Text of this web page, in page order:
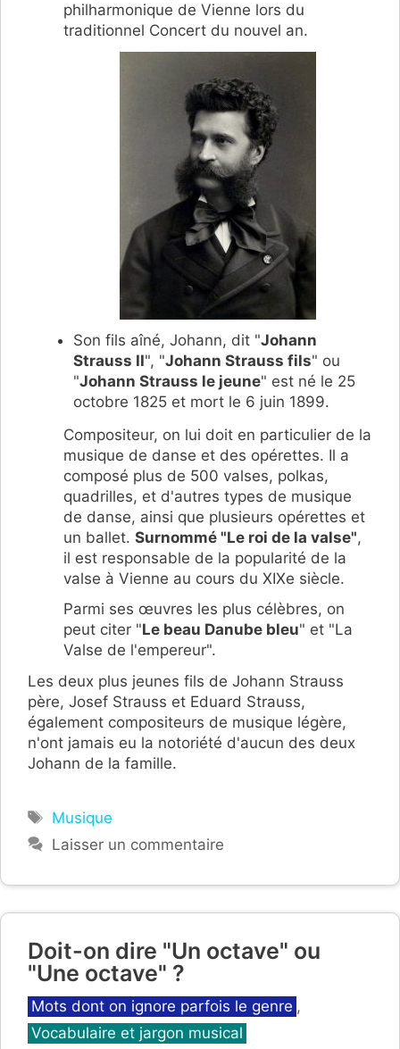
philharmonique de Vienne lors du
traditionnel Concert du nouvel an.
Son fils aîné, Johann, dit "Johann
Strauss II", "Johann Strauss fils" ou
"Johann Strauss le jeune" est né le 25
octobre 1825 et mort le 6 juin 1899.
Compositeur, on lui doit en particulier de la
musique de danse et des opérettes. Il a
composé plus de 500 valses, polkas,
quadrilles, et d'autres types de musique
de danse, ainsi que plusieurs opérettes et
un ballet. Surnommé "Le roi de la valse",
il est responsable de la popularité de la
valse à Vienne au cours du XIXe siècle.
Parmi ses œuvres les plus célèbres, on
peut citer "Le beau Danube bleu" et "La
Valse de l'empereur".
Les deux plus jeunes fils de Johann Strauss
père, Josef Strauss et Eduard Strauss,
également compositeurs de musique légère,
n'ont jamais eu la notoriété d'aucun des deux
Johann de la famille.
Étiquettes
Musique
Laisser un commentaire
Doit-on dire "Un octave" ou
"Une octave" ?
Catégories
Mots dont on ignore parfois le genre ,
Vocabulaire et jargon musical